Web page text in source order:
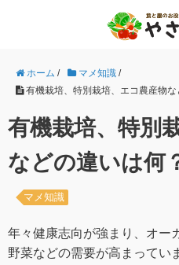
ホーム / マメ知識 /
有機栽培、特別栽培、エコ農産物な
有機栽培、特別
などの違いは何
マメ知識
年々健康志向が強まり、オー
野菜などの需要が高まってい